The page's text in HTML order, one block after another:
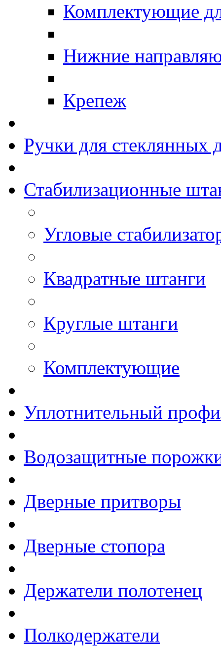
Комплектующие
Нижние
Крепеж
Ручки для стеклянных
Стабилизационные
Угловые
Квадратные штанги
Круглые штанги
Комплектующие
Уплотнительный
Водозащитные
Дверные притворы
Дверные стопора
Держатели полотенец
Полкодержатели